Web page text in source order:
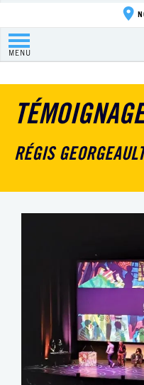
MENU
RÉGIS